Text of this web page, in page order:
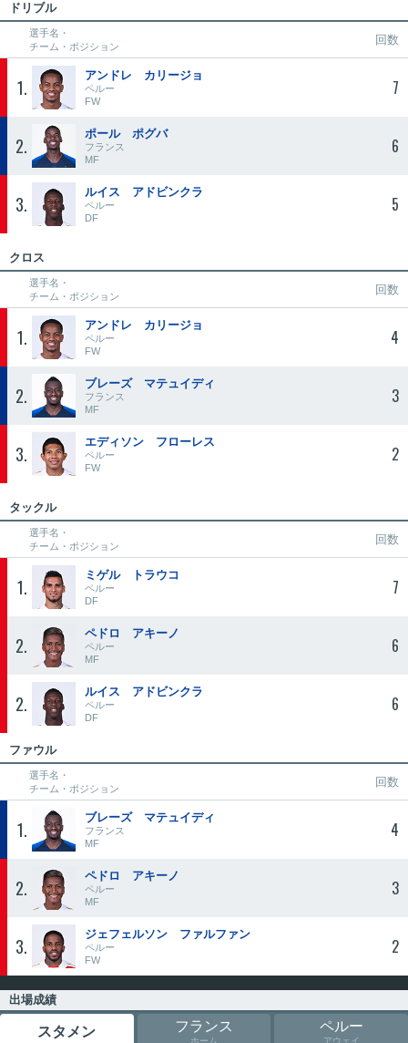
ドリブル
選手名・
チーム・ポジション
回数
1
アンドレ カリージョ
ペルー
FW
7
2
ポール ポグバ
フランス
MF
6
3
ルイス アドビンクラ
ペルー
DF
5
クロス
選手名・
チーム・ポジション
回数
1
アンドレ カリージョ
ペルー
FW
4
2
ブレーズ マテュイディ
フランス
MF
3
3
エディソン フローレス
ペルー
FW
2
タックル
選手名・
チーム・ポジション
回数
1
ミゲル トラウコ
ペルー
DF
7
2
ペドロ アキーノ
ペルー
MF
6
2
ルイス アドビンクラ
ペルー
DF
6
ファウル
選手名・
チーム・ポジション
回数
1
ブレーズ マテュイディ
フランス
MF
4
2
ペドロ アキーノ
ペルー
MF
3
3
ジェフェルソン ファルファン
ペルー
FW
2
出場成績
スタメン フランス
ホーム
ペルー
アウェイ